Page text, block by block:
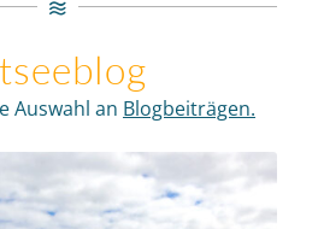
Auswahl an Blogbeiträgen.